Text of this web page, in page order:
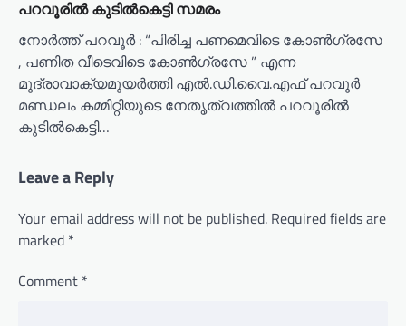
പറവൂരിൽ കുടിൽകെട്ടി സമരം
നോർത്ത് പറവൂർ : “പിരിച്ച പണമെവിടെ കോൺഗ്രസേ
, പണിത വീടെവിടെ കോൺഗ്രസേ ” എന്ന
മുദ്രാവാക്യമുയർത്തി എൽ.ഡി.വൈ.എഫ് പറവൂർ
മണ്ഡലം കമ്മിറ്റിയുടെ നേതൃത്വത്തിൽ പറവൂരിൽ
കുടിൽകെട്ടി…
Leave a Reply
Your email address will not be published. Required fields are
marked *
Comment *